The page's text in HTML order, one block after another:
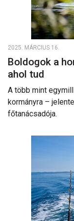
2025. MÁRCIUS 16.
Boldogok a
ahol tud
A több mint
kormányra –
főtanácsadója.